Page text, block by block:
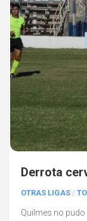
Derrota
OTRAS LIGAS /
Quilmes no pudo